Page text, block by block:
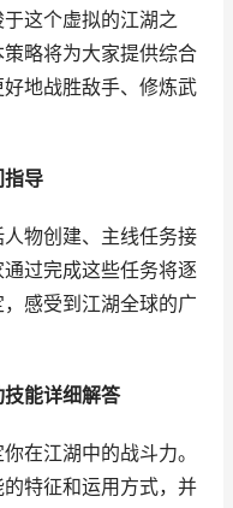
这个虚拟的江湖之
略将为大家提供综合
地战胜敌手、修炼武
导
物创建、主线任务接
过完成这些任务将逐
感受到江湖全球的广
能详细解答
在江湖中的战斗力。
特征和运用方式，并